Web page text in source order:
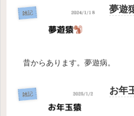
雑記 夢遊
昔からあります。夢遊病。
雑記 お年